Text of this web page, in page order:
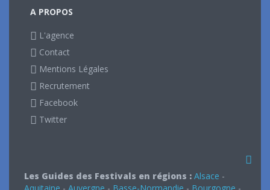
A PROPOS
L'agence
Contact
Mentions Légales
Recrutement
Facebook
Twitter
Les Guides des Festivals en régions : Alsace -